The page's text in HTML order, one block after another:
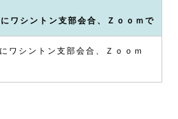
ワシントン支部会合、Ｚｏｏｍで
ワシントン支部会合、Ｚｏｏｍ